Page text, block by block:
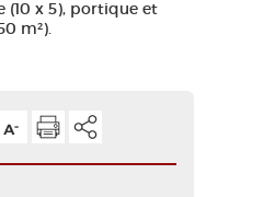
(10 x 5), portique et
m²).